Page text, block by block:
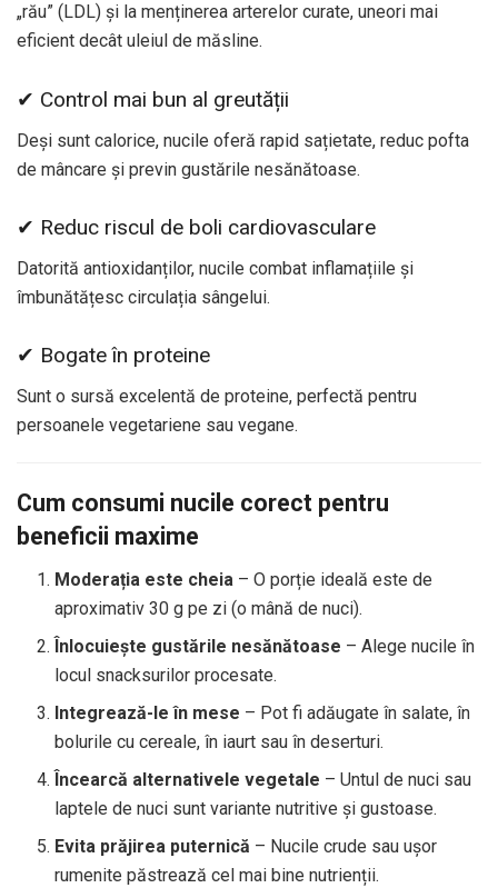
„rău” (LDL) și la menținerea arterelor curate, uneori mai
eficient decât uleiul de măsline.
✔ Control mai bun al greutății
Deși sunt calorice, nucile oferă rapid sațietate, reduc pofta
de mâncare și previn gustările nesănătoase.
✔ Reduc riscul de boli cardiovasculare
Datorită antioxidanților, nucile combat inflamațiile și
îmbunătățesc circulația sângelui.
✔ Bogate în proteine
Sunt o sursă excelentă de proteine, perfectă pentru
persoanele vegetariene sau vegane.
Cum consumi nucile corect pentru
beneficii maxime
Moderația este cheia – O porție ideală este de
aproximativ 30 g pe zi (o mână de nuci).
Înlocuiește gustările nesănătoase – Alege nucile în
locul snacksurilor procesate.
Integrează-le în mese – Pot fi adăugate în salate, în
bolurile cu cereale, în iaurt sau în deserturi.
Încearcă alternativele vegetale – Untul de nuci sau
laptele de nuci sunt variante nutritive și gustoase.
Evita prăjirea puternică – Nucile crude sau ușor
rumenite păstrează cel mai bine nutrienții.